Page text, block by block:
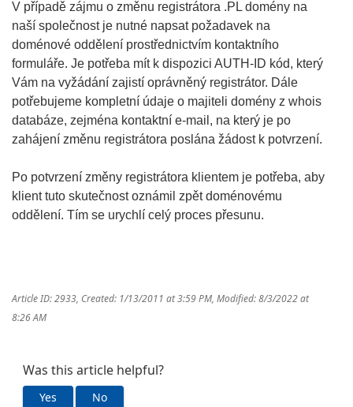
V případě zájmu o změnu registrátora .PL domény na
naší společnost je nutné napsat požadavek na
doménové oddělení prostřednictvím kontaktního
formuláře. Je potřeba mít k dispozici AUTH-ID kód, který
Vám na vyžádání zajistí oprávněný registrátor. Dále
potřebujeme kompletní údaje o majiteli domény z whois
databáze, zejména kontaktní e-mail, na který je po
zahájení změnu registrátora poslána žádost k potvrzení.
Po potvrzení změny registrátora klientem je potřeba, aby
klient tuto skutečnost oznámil zpět doménovému
oddělení. Tím se urychlí celý proces přesunu.
Article ID: 2933, Created: 1/13/2011 at 3:59 PM, Modified: 8/3/2022 at
8:26 AM
Was this article helpful?
Yes No